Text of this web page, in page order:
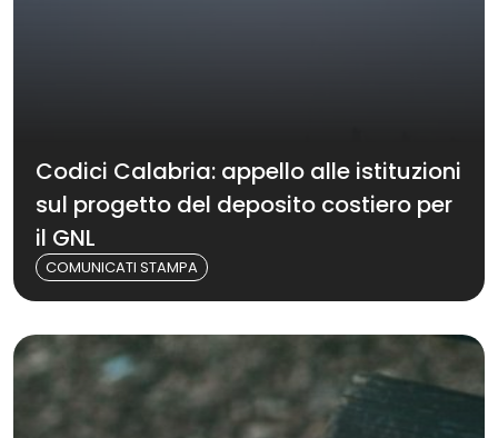
Codici Calabria: appello alle istituzioni
sul progetto del deposito costiero per
il GNL
COMUNICATI STAMPA